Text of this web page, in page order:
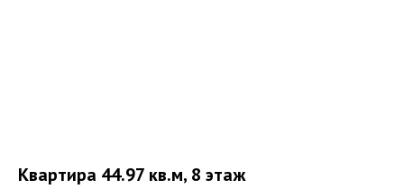
Квартира 44.97 кв.м, 8 этаж